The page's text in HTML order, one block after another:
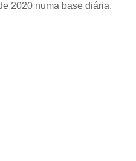
2020 numa base diária.